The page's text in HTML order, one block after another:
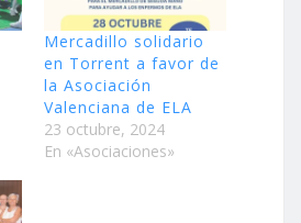
Mercadillo solidario
en Torrent a favor de
la Asociación
Valenciana de ELA
23 octubre, 2024
En «Asociaciones»